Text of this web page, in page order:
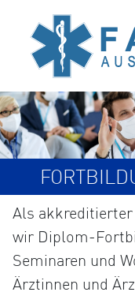
Als
wir Diplom-
Seminaren und
Ärztinnen und